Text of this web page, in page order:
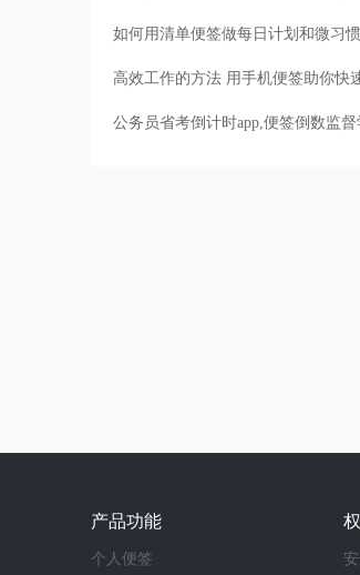
如何用清单便签做每日计划和微习
高效工作的方法 用手机便签助你快
公务员省考倒计时app,便签倒数监督
产品功能
个人便签